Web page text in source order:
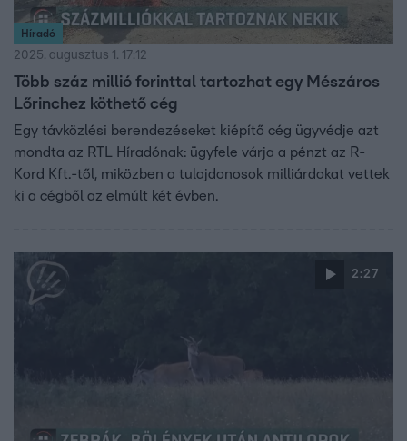
Híradó
2025. augusztus 1. 17:12
Több száz millió forinttal tartozhat egy Mészáros
Lőrinchez köthető cég
Egy távközlési berendezéseket kiépítő cég ügyvédje azt
mondta az RTL Híradónak: ügyfele várja a pénzt az R-
Kord Kft.-től, miközben a tulajdonosok milliárdokat vettek
ki a cégből az elmúlt két évben.
2:27